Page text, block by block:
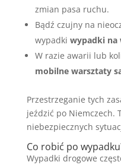
zmian pasa ruchu.
Bądź czujny na
wypadki wypadki na
W razie awarii lub
mobilne warsztaty
Przestrzeganie tych
jeździć po Niemczech.
niebezpiecznych
Co robić po
Wypadki drogowe